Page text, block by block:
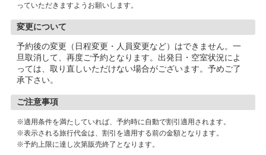
っていただきますようお願いします。
変更について
予約後の変更（日程変更・人員変更など）はできません。一
旦取消して、再度ご予約となります。出発日・空室状況によ
っては、取り直しいただけない場合がございます。予めご了
承下さい。
ご注意事項
※適用条件を満たしていれば、予約時に自動で割引適用されます。
※表示される旅行代金は、割引を適用する前の金額となります。
※予約上限に達し次第販売終了となります。